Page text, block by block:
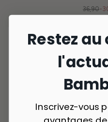
-
36,90
Restez
Inscrivez-vous